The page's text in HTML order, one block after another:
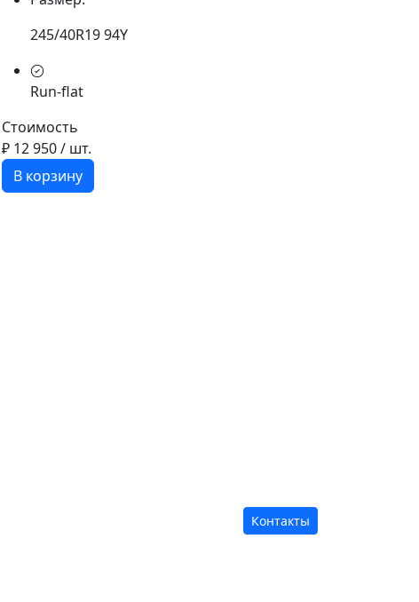
245/40R19 94Y
Run-flat
Стоимость
₽ 12 950/ шт.
В корзину
Контакты